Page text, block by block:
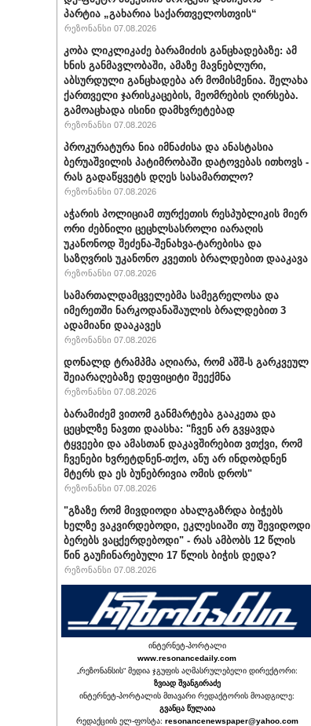
პარტია „გახარია საქართველოსთვის“
რეზონანსი 07.08.2026
კობა ლიკლიკაძე ბარამიძის განცხადებაზე: ამ
ხნის განმავლობაში, ამაზე მავნებლური,
აბსურდული განცხადება არ მომისმენია. შელახა
ქართველი ჯარისკაცების, მეომრების ღირსება.
გამოაცხადა ისინი დამხვრეტებად
რეზონანსი 07.08.2026
პროკურატურა ნია იმნაძისა და ანასტასია
ბერუაშვილის პატიმრობაში დატოვებას ითხოვს -
რას გადაწყვეტს დღეს სასამართლო?
რეზონანსი 07.08.2026
აჭარის პოლიციამ თურქეთის რესპუბლიკის მიერ
ორი ძებნილი ცეცხლსასროლი იარაღის
უკანონოდ შეძენა-შენახვა-ტარებისა და
საზღვრის უკანონო კვეთის ბრალდებით დააკავა
რეზონანსი 07.08.2026
სამართალდამცველებმა სამეგრელოსა და
იმერეთში ნარკოდანაშაულის ბრალდებით 3
ადამიანი დააკავეს
რეზონანსი 07.08.2026
დონალდ ტრამპმა აღიარა, რომ აშშ-ს გარკვეულ
შეიარაღებაზე დეფიციტი შეექმნა
რეზონანსი 07.08.2026
ბარამიძემ ვითომ განმარტება გააკეთა და
ცეცხლზე ნავთი დაასხა: "ჩვენ არ გვყავდა
ტყვეები და ამასთან დაკავშირებით ვთქვი, რომ
ჩვენები ხვრეტდნენ-თქო, ანუ არ ინდობდნენ
მტერს და ეს ბუნებრივია ომის დროს"
რეზონანსი 07.08.2026
"გზაზე რომ მივდიოდი ახალგაზრდა ბიჭებს
ხელზე ვაკვირდებოდი, ეკლესიაში თუ შევიდოდი
ბერებს ვაცქერდებოდი" - რას ამბობს 12 წლის
წინ გაუჩინარებული 17 წლის ბიჭის დედა?
რეზონანსი 07.08.2026
ინტერნეტ-პორტალი
www.resonancedaily.com
„რეზონანსის“ მედია ჯგუფის აღმასრულებელი დირექტორი:
ზვიად შვანგირაძე
ინტერნეტ-პორტალის მთავარი რედაქტორის მოადგილე:
გვანცა წულაია
რედაქციის ელ-ფოსტა: resonancenewspaper@yahoo.com